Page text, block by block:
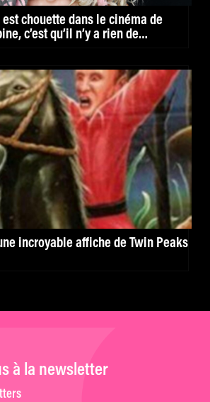
est chouette dans le cinéma de
c’est qu’il n’y a rien de
incroyable affiche de Twin Peaks
à la newsletter